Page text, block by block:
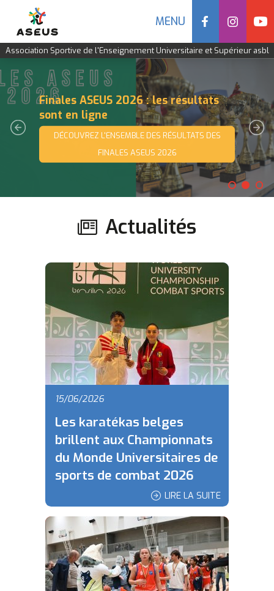
contenu
Navigation
mobile
MENU Social
Association Sportive de l'Enseignement Universitaire et Supérieur asbl
Finales ASEUS 2026 : les résultats
sont en ligne
DÉCOUVREZ L'ENSEMBLE DES RÉSULTATS DES
FINALES ASEUS 2026
Actualités
15/06/2026
Les karatékas belges
brillent aux Championnats
du Monde Universitaires de
sports de combat 2026
LIRE LA SUITE